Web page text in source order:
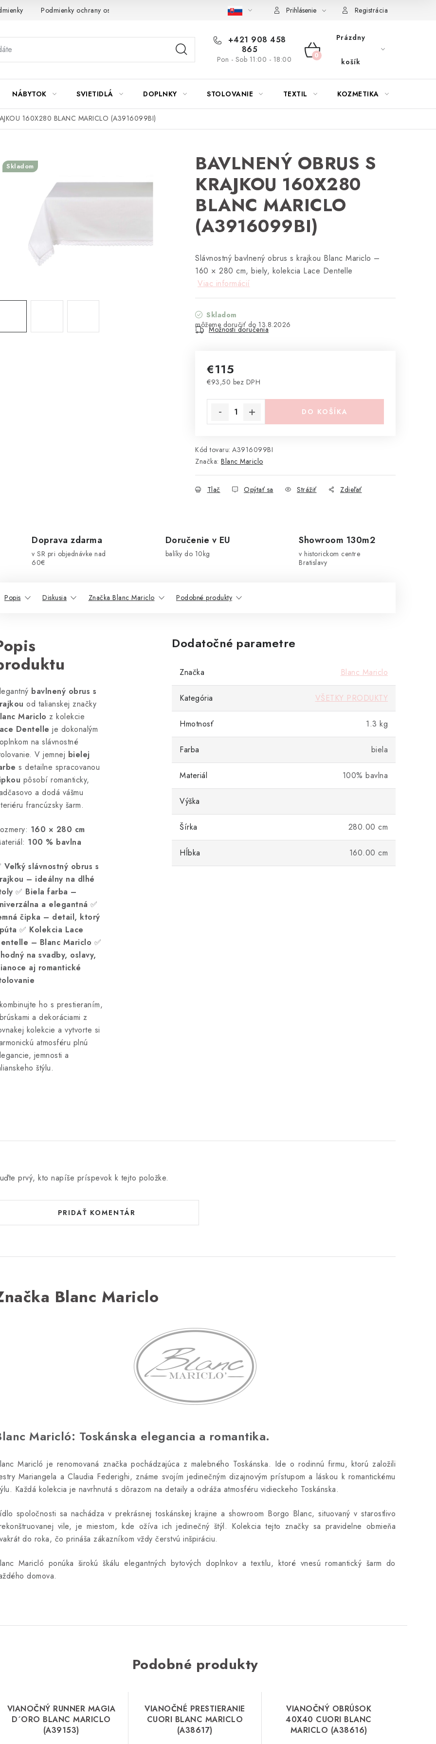
Podmienky ochrany osobných údajov Návod na údržbu nábytku Reklamačný poriadok Pravidlá zliav a akcií
Prihlásenie Registrácia
+421 908 458
865
Pon - Sob 11:00 - 18:00
NÁKUPNÝ
Prázdny
košík
NÁBYTOK SVIETIDLÁ DOPLNKY STOLOVANIE TEXTIL KOZMETIKA
160X280 BLANC MARICLO (A3916099BI)
BAVLNENÝ OBRUS S
KRAJKOU 160X280
BLANC MARICLO
(A3916099BI)
Slávnostný bavlnený obrus s krajkou Blanc Mariclo –
160 × 280 cm, biely, kolekcia Lace Dentelle
Viac informácií
Skladom
13.8.2026
Možnosti doručenia
€115
€93,50 bez DPH
DO KOŠÍKA
Kód tovaru: A3916099BI
Značka: Blanc Mariclo
Tlač Opýtať sa Strážiť Zdieľať
Skladom
Doprava zdarma
v SR pri objednávke nad
60€
Doručenie v EU
balíky do 10kg
Showroom 130m2
v historickom centre
Bratislavy
Popis Diskusia Značka Blanc Mariclo Podobné produkty
bavlnený obrus s
od talianskej značky
Mariclo z kolekcie
Dentelle je dokonalým
na slávnostné
V jemnej bielej
s detailne spracovanou
pôsobí romanticky,
a dodá vášmu
francúzsky šarm.
160 × 280 cm
100 % bavlna
Veľký slávnostný obrus s
– ideálny na dlhé
✅ Biela farba –
a elegantná ✅
čipka – detail, ktorý
✅ Kolekcia Lace
– Blanc Mariclo ✅
na svadby, oslavy,
aj romantické
ho s prestieraním,
a dekoráciami z
kolekcie a vytvorte si
atmosféru plnú
jemnosti a
štýlu.
Dodatočné parametre
Značka Blanc Mariclo
Kategória VŠETKY PRODUKTY
Hmotnosť 1.3 kg
Farba biela
Materiál 100% bavlna
Výška
Šírka 280.00 cm
Hĺbka 160.00 cm
prvý, kto napíše príspevok k tejto položke.
PRIDAŤ KOMENTÁR
Blanc Mariclo
Maricló: Toskánska elegancia a romantika.
Maricló je renomovaná značka pochádzajúca z malebného Toskánska. Ide o rodinnú firmu, ktorú založili
Mariangela a Claudia Federighi, známe svojím jedinečným dizajnovým prístupom a láskou k romantickému
Každá kolekcia je navrhnutá s dôrazom na detaily a odráža atmosféru vidieckeho Toskánska.
spoločnosti sa nachádza v prekrásnej toskánskej krajine a showroom Borgo Blanc, situovaný v starostlivo
vile, je miestom, kde ožíva ich jedinečný štýl. Kolekcia tejto značky sa pravidelne obmieňa
do roka, čo prináša zákazníkom vždy čerstvú inšpiráciu.
Maricló ponúka širokú škálu elegantných bytových doplnkov a textilu, ktoré vnesú romantický šarm do
domova.
Podobné produkty
VIANOČNÝ RUNNER MAGIA
D´ORO BLANC MARICLO
(A39153)
VIANOČNÉ PRESTIERANIE
CUORI BLANC MARICLO
(A38617)
VIANOČNÝ OBRÚSOK
40X40 CUORI BLANC
MARICLO (A38616)